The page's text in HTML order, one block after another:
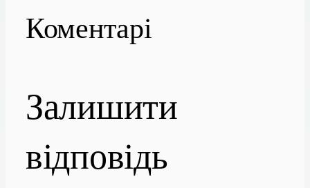
Коментарі
Залишити
відповідь